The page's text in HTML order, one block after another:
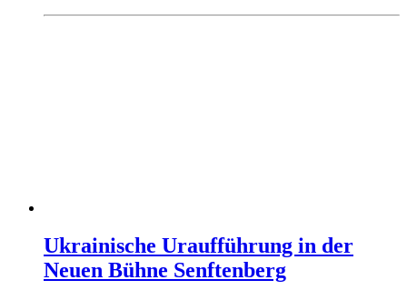
Ukrainische Uraufführung in der
Neuen Bühne Senftenberg